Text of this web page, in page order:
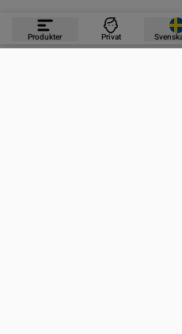
Produkter Privat